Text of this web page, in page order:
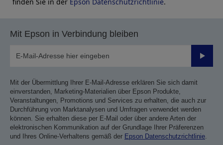
Mit Epson in Verbindung bleiben
Mit der Übermittlung Ihrer E-Mail-Adresse erklären Sie sich damit
einverstanden, Marketing-Materialien über Epson Produkte,
Veranstaltungen, Promotions und Services zu erhalten, die auch zur
Durchführung von Marktanalysen und Umfragen verwendet werden
können. Sie erhalten diese per E-Mail oder über andere Arten der
elektronischen Kommunikation auf der Grundlage Ihrer Präferenzen
und Ihres Online-Verhaltens gemäß der Epson Datenschutzrichtlinie.